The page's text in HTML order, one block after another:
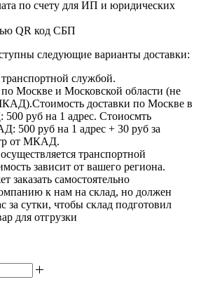
по счету для ИП и юридических
QR код СБП
следующие варианты доставки:
службой.
Москве и Московской области (не
доставки по Москве в
руб на 1 адрес. Стоиосмть
500 руб на 1 адрес + 30 руб за
от МКАД.
транспортной
зависит от вашего региона.
заказать самостоятельно
к нам на склад, но должен
за сутки, чтобы склад подготовил
для отгрузки